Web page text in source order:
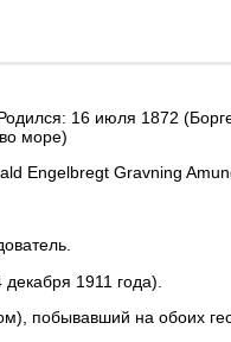
16 июля 1872
море)
Engelbregt Gravning
1911 года).
побывавший на обоих